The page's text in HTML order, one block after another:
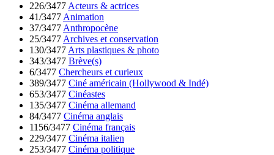
226/3477 Acteurs & actrices
41/3477 Animation
37/3477 Anthropocène
25/3477 Archives et conservation
130/3477 Arts plastiques & photo
343/3477 Brève(s)
6/3477 Chercheurs et curieux
389/3477 Ciné américain (Hollywood & Indé)
653/3477 Cinéastes
135/3477 Cinéma allemand
84/3477 Cinéma anglais
1156/3477 Cinéma français
229/3477 Cinéma italien
253/3477 Cinéma politique